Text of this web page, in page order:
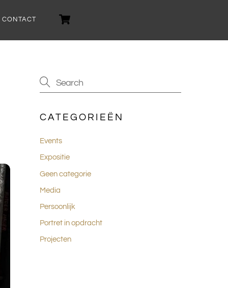
CONTACT
CATEGORIEËN
Events
Expositie
Geen categorie
Media
Persoonlijk
Portret in opdracht
Projecten